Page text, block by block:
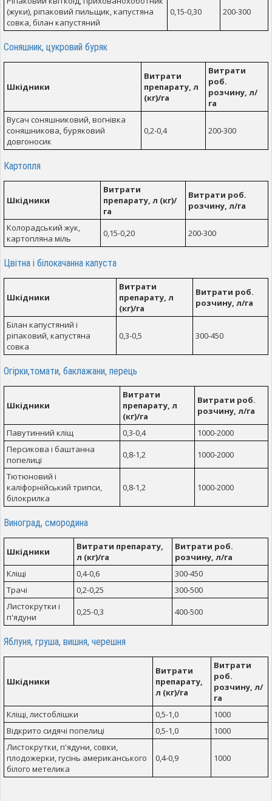
(жуки), ріпаковий пильщик, капустяна
совка, білан капустяний
0,15-0,30 200-300
Соняшник, цукровий буряк
Шкідники
Витрати
препарату, л
(кг)/га
Витрати
роб.
розчину, л/
га
Вусач соняшниковий, вогнівка
соняшникова, буряковий
довгоносик
0,2-0,4 200-300
Картопля
Шкідники
Витрати
препарату, л (кг)/
га
Витрати роб.
розчину, л/га
Колорадський жук,
картопляна міль
0,15-0,20 200-300
Цвітна і білокачанна капуста
Шкідники
Витрати
препарату, л
(кг)/га
Витрати роб.
розчину, л/га
Білан капустяний і
ріпаковий, капустяна
совка
0,3-0,5 300-450
Огірки,томати, баклажани, перець
Шкідники
Витрати
препарату, л
(кг)/га
Витрати роб.
розчину, л/га
Павутинний кліщ
0,3-0,4
1000-2000
Персикова і баштанна
попелиці
0,8-1,2
1000-2000
Тютюновий і
каліфорнійський трипси,
білокрилка
0,8-1,2 1000-2000
Виноград, смородина
Шкідники
Витрати препарату,
л (кг)/га
Витрати роб.
розчину, л/га
Кліщі
0,4-0,6
300-450
Трачі
0,2-0,25
300-500
Листокрутки і
п'ядуни
0,25-0,3 400-500
Яблуня, груша, вишня, черешня
Шкідники
Витрати
препарату,
л (кг)/га
Витрати
роб.
розчину, л/
га
Кліщі, листоблішки
0,5-1,0
1000
Відкрито сидячі попелиці
0,5-1,0
1000
Листокрутки, п'ядуни, совки,
плодожерки, гусінь американського
білого метелика
0,4-0,9 1000